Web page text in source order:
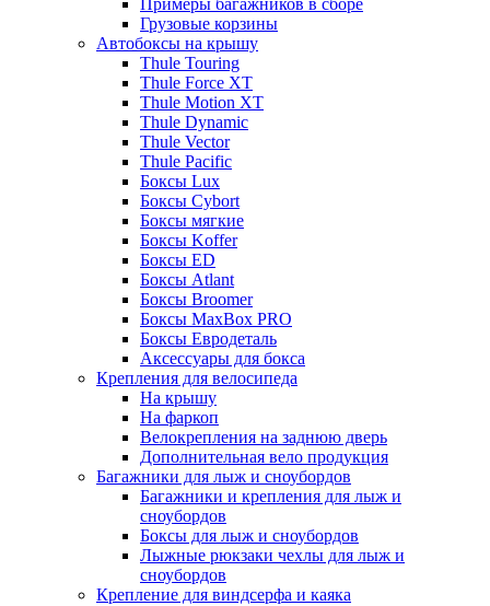
Примеры багажников в сборе
Грузовые корзины
Автобоксы на крышу
Thule Touring
Thule Force XT
Thule Motion XT
Thule Dynamic
Thule Vector
Thule Pacific
Боксы Lux
Боксы Cybort
Боксы мягкие
Боксы Koffer
Боксы ED
Боксы Atlant
Боксы Broomer
Боксы MaxBox PRO
Боксы Евродеталь
Аксессуары для бокса
Крепления для велосипеда
На крышу
На фаркоп
Велокрепления на заднюю дверь
Дополнительная вело продукция
Багажники для лыж и сноубордов
Багажники и крепления для лыж и
сноубордов
Боксы для лыж и сноубордов
Лыжные рюкзаки чехлы для лыж и
сноубордов
Крепление для виндсерфа и каяка